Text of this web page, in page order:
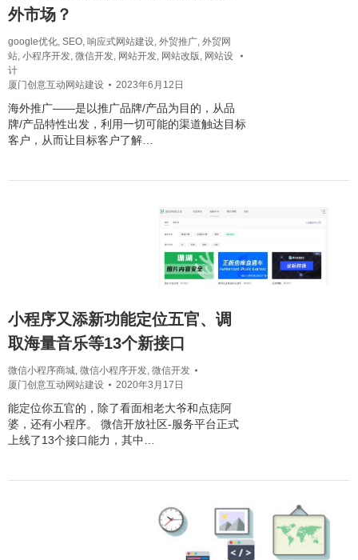
外市场？
google优化, SEO, 响应式网站建设, 外贸推广, 外贸网
站, 小程序开发, 微信开发, 网站开发, 网站改版, 网站设
计
厦门创意互动网站建设
2023年6月12日
海外推广——是以推广品牌/产品为目的，从品
牌/产品特性出发，利用一切可能的渠道触达目标
客户，从而让目标客户了解…
小程序又添新功能定位五官、调
取海量音乐等13个新接口
微信小程序商城, 微信小程序开发, 微信开发
厦门创意互动网站建设
2020年3月17日
能定位你五官的，除了看面相老大爷和点痣阿
婆，还有小程序。 微信开放社区-服务平台正式
上线了13个接口能力，其中…